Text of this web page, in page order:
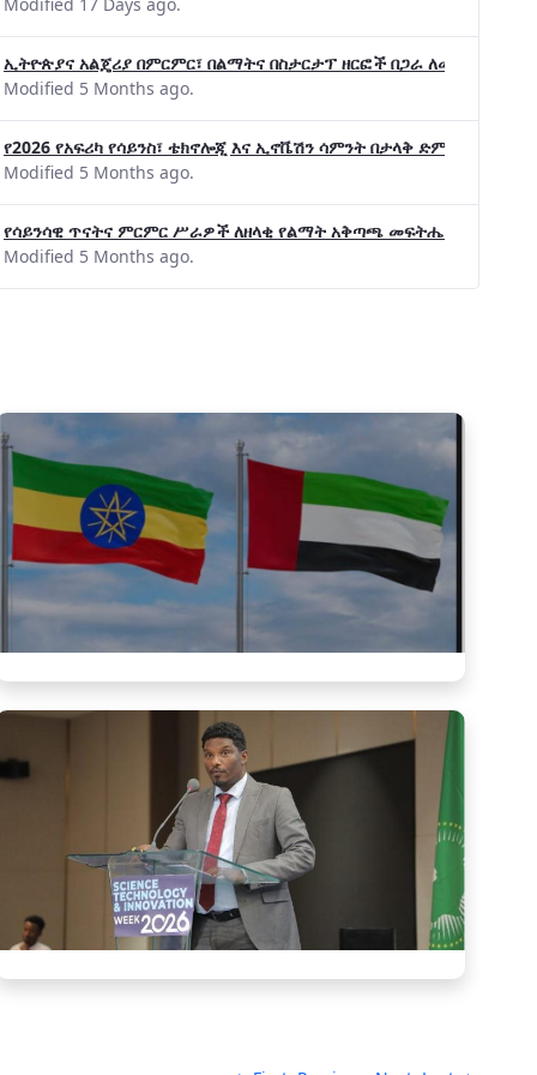
ኢትዮጵያና አልጄሪያ በምርምር፣ በልማትና በስታርታፕ ዘርፎች በጋራ ለመስራት መከሩ፡፡
Modified 5 Months ago.
የ2026 የአፍሪካ የሳይንስ፣ ቴክኖሎጂ እና ኢኖቬሽን ሳምንት በታላቅ ድምቀት
Modified 5 Months ago.
የሳይንሳዊ ጥናትና ምርምር ሥራዎች ለዘላቂ የልማት አቅጣጫ መፍትሔ ጠቋሚ
Modified 5 Months ago.